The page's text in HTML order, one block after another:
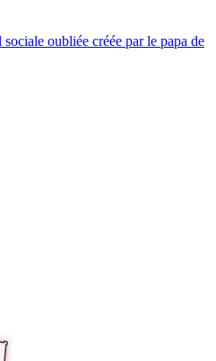
oubliée créée par le papa de